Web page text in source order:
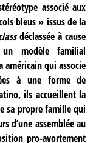
associé aux
bleus » issus de la
déclassée à cause
modèle familial
américain qui associe
à une forme de
ils accueillent la
sa propre famille qui
d’une assemblée au
pro-avortement